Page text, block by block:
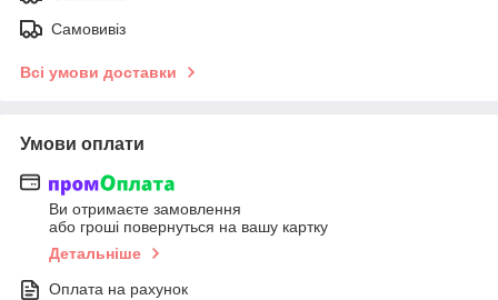
Самовивіз
Всі умови доставки
Умови оплати
Ви отримаєте замовлення
або гроші повернуться на вашу картку
Детальніше
Оплата на рахунок